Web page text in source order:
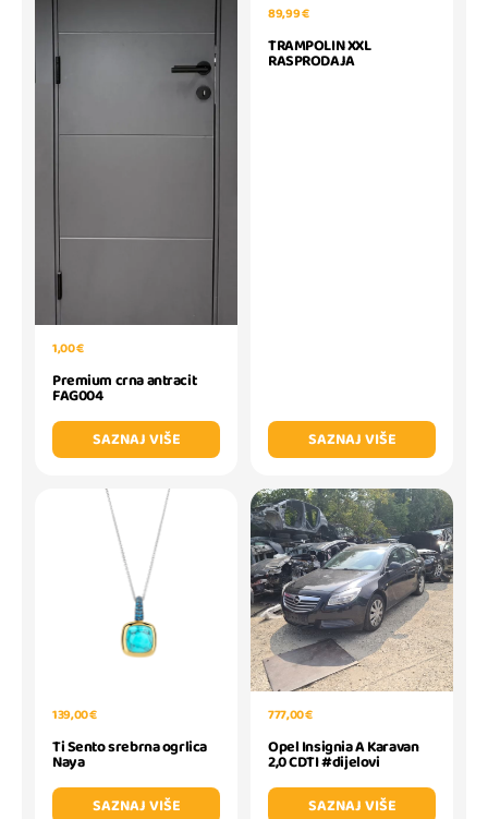
1,00 €
Premium crna antracit
FAG004
SAZNAJ VIŠE
89,99 €
TRAMPOLIN XXL
RASPRODAJA
SAZNAJ VIŠE
139,00 €
Ti Sento srebrna ogrlica
Naya
SAZNAJ VIŠE
777,00 €
Opel Insignia A Karavan
2,0 CDTI #dijelovi
SAZNAJ VIŠE